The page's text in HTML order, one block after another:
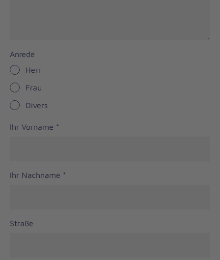
Anrede
Herr
Frau
Divers
Ihr Vorname *
Ihr Nachname *
Straße